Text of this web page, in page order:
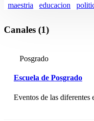
maestria educacion
Canales (1)
Posgrado
Escuela de Posgrado
Eventos de las diferentes